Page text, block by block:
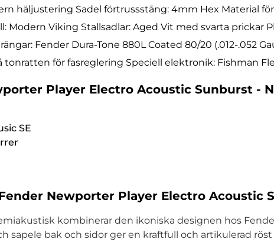
häljustering Sadel förtrussstång: 4mm Hex Material för
Modern Viking Stallsadlar: Aged Vit med svarta prickar
Fender Dura-Tone 880L Coated 80/20 (.012-.052
tonratten för fasreglering Speciell elektronik: Fishman
Player Electro Acoustic Sunburst -
SE
Newporter Player Electro Acoustic
kombinerar den ikoniska designen hos
sapele bak och sidor ger en kraftfull och artikulerad